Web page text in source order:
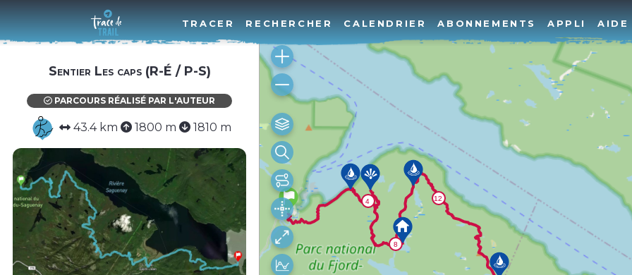
TRACER RECHERCHER CALENDRIER ABONNEMENTS APPLI AIDE
Sentier Les caps (R-É / P-S)
PARCOURS RÉALISÉ PAR L'AUTEUR
43.4 km 1800 m 1810 m